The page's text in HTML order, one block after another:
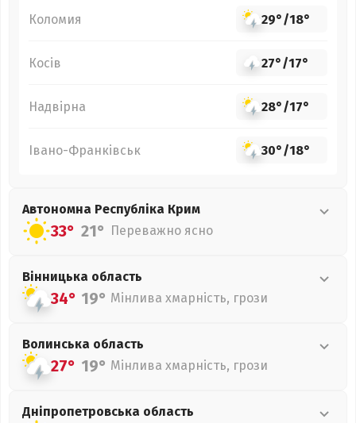
Коломия 29°/18°
Косів 27°/17°
Надвірна 28°/17°
Івано-Франківськ 30°/18°
Автономна Республіка Крим
33° 21° Переважно ясно
Вінницька область
34° 19° Мінлива хмарність, грози
Волинська область
27° 19° Мінлива хмарність, грози
Дніпропетровська область